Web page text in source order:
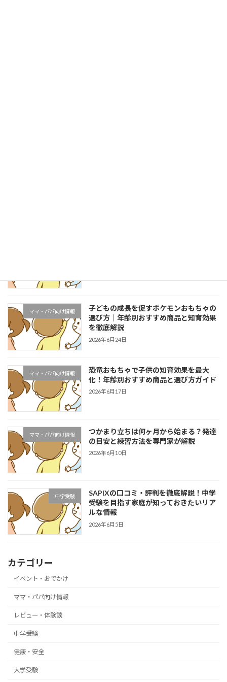
ママ・パパ向け情報
子どもの成長を促すポケモンおもちゃの
選び方｜年齢別おすすめ商品と知育効果
を徹底解説
2026年6月24日
ママ・パパ向け情報
恐竜おもちゃで子供の知育効果を最大
化！年齢別おすすめ商品と選び方ガイド
2026年6月17日
ママ・パパ向け情報
つかまり立ちは何ヶ月から始まる？発達
の目安と練習方法を専門家が解説
2026年6月10日
中学受験
SAPIXの口コミ・評判を徹底解説！中学
受験を目指す家庭が知っておきたいリア
ルな情報
2026年6月5日
カテゴリー
イベント・おでかけ
ママ・パパ向け情報
レビュー・体験談
中学受験
健康・安全
大学受験